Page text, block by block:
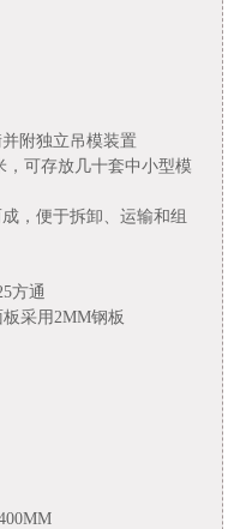
附独立吊模装置
，可存放几十套中小型模
，便于拆卸、运输和组
方通
采用2MM钢板